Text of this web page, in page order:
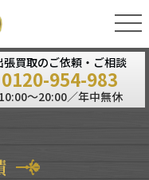
張買取のご依頼・ご相談
0120-954-983
10:00～20:00／年中無休